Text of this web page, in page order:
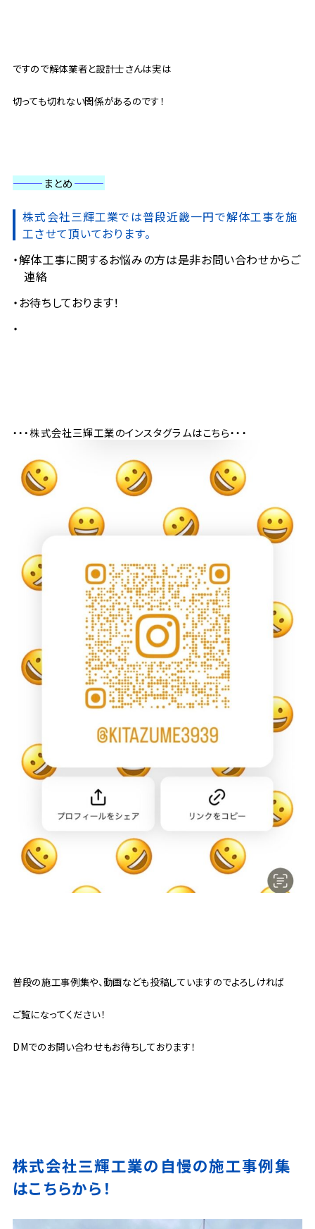
ですので解体業者と設計士さんは実は
切っても切れない関係があるのです！
———まとめ———
株式会社三輝工業では普段近畿一円で解体工事を施
工させて頂いております。
解体工事に関するお悩みの方は是非お問い合わせからご
連絡
お待ちしております！
・・・株式会社三輝工業のインスタグラムはこちら・・・
普段の施工事例集や、動画なども投稿していますのでよろしければ
ご覧になってください！
DMでのお問い合わせもお待ちしております！
株式会社三輝工業の自慢の施工事例集
はこちらから！